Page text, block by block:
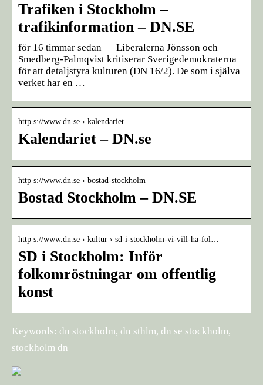
Trafiken i Stockholm –
trafikinformation – DN.SE
för 16 timmar sedan — Liberalerna Jönsson och
Smedberg-Palmqvist kritiserar Sverigedemokraterna
för att detaljstyra kulturen (DN 16/2). De som i själva
verket har en …
http s://www.dn.se › kalendariet
Kalendariet – DN.se
http s://www.dn.se › bostad-stockholm
Bostad Stockholm – DN.SE
http s://www.dn.se › kultur › sd-i-stockholm-vi-vill-ha-fol…
SD i Stockholm: Inför
folkomröstningar om offentlig
konst
Keywords: dn stockholm, dn sthlm, dn se stockholm,
stockholm dn